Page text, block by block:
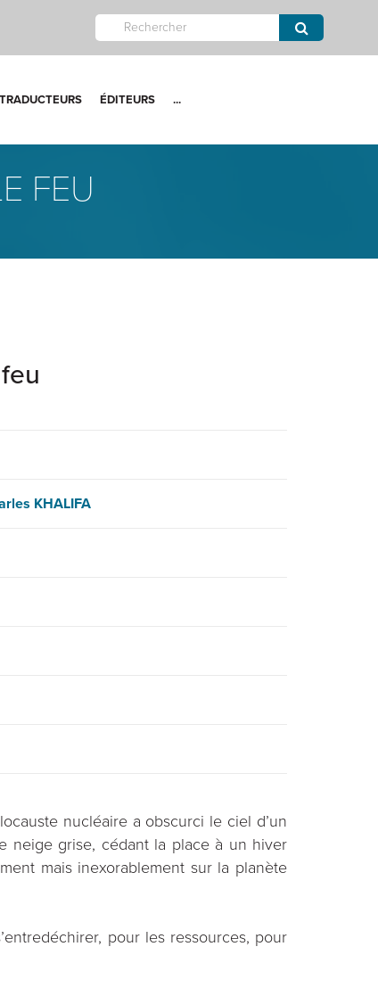
TRADUCTEURS ÉDITEURS ...
FEU
KHALIFA
nucléaire a obscurci le ciel d’un
neige grise, cédant la place à un hiver
mais inexorablement sur la planète
pour les ressources, pour